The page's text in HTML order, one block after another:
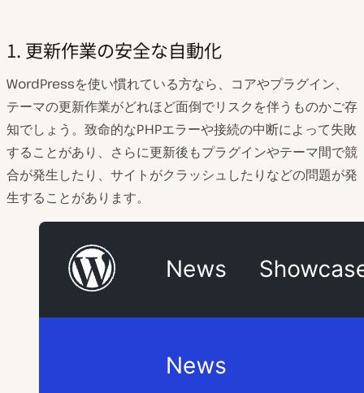
1. 更新作業の安全な自動化
WordPressを使い慣れている方なら、コアやプラグイン、
テーマの更新作業がどれほど面倒でリスクを伴うものかご存
知でしょう。致命的なPHPエラーや接続の中断によって失敗
することがあり、さらに更新後もプラグインやテーマ間で競
合が発生したり、サイトがクラッシュしたりなどの問題が発
生することがあります。